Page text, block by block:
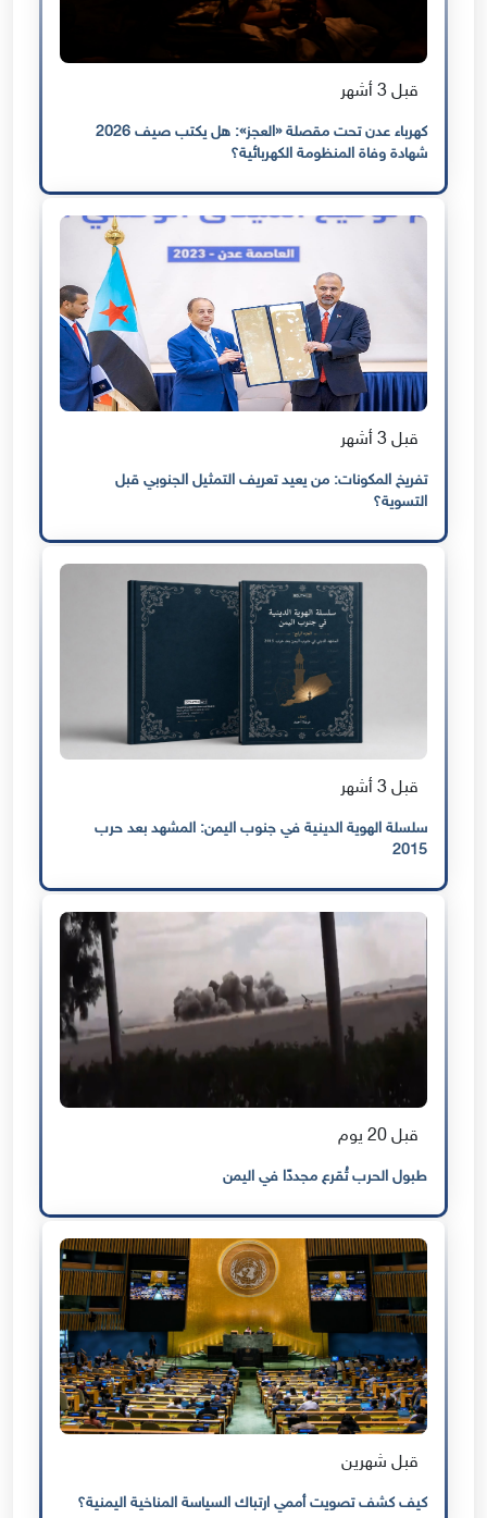
قبل 3 أشهر
كهرباء عدن تحت مقصلة «العجز»: هل يكتب صيف 2026
شهادة وفاة المنظومة الكهربائية؟
قبل 3 أشهر
تفريخ المكونات: من يعيد تعريف التمثيل الجنوبي قبل
التسوية؟
قبل 3 أشهر
سلسلة الهوية الدينية في جنوب اليمن: المشهد بعد حرب
2015
قبل 20 يوم
طبول الحرب تُقرع مجددًا في اليمن
قبل شهرين
كيف كشف تصويت أممي ارتباك السياسة المناخية اليمنية؟